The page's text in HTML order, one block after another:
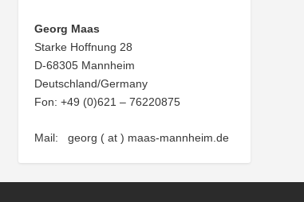
Georg Maas
Starke Hoffnung 28
D-68305 Mannheim
Deutschland/Germany
Fon: +49 (0)621 – 76220875
Mail: georg ( at ) maas-mannheim.de